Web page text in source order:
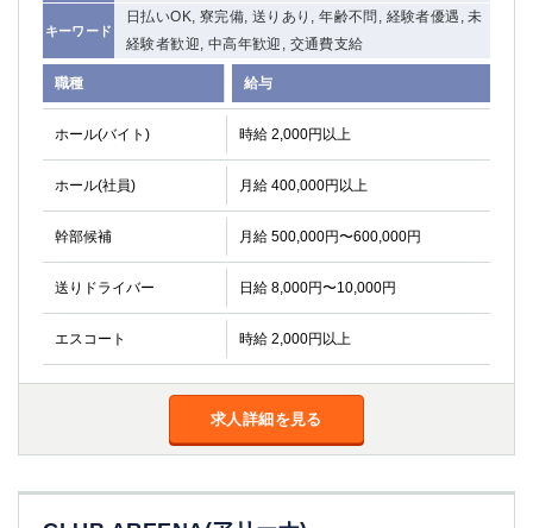
キーワード
日払いOK, 寮完備, 送りあり, 年齢不問, 経験者優遇, 未
経験者歓迎, 中高年歓迎, 交通費支給
職種 給与
ホール(バイト) 時給 2,000円以上
ホール(社員) 月給 400,000円以上
幹部候補 月給 500,000円〜600,000円
送りドライバー 日給 8,000円〜10,000円
エスコート 時給 2,000円以上
求人詳細を見る
土浦 ひたち野うしく
群馬県
高崎 館林
該当求人 0件 選択した内容で設定